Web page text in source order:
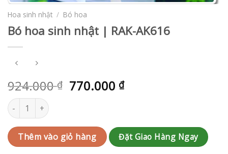
Hoa sinh nhật / Bó hoa
Bó hoa sinh nhật | RAK-AK616
924.000₫ 770.000 ₫
Bó hoa sinh nhật | RAK-AK616 số lượng
Thêm vào giỏ hàng Đặt Giao Hàng Ngay